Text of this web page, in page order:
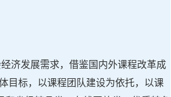
济发展需求，借鉴国内外课程改革成
目标，以课程团队建设为依托，以课